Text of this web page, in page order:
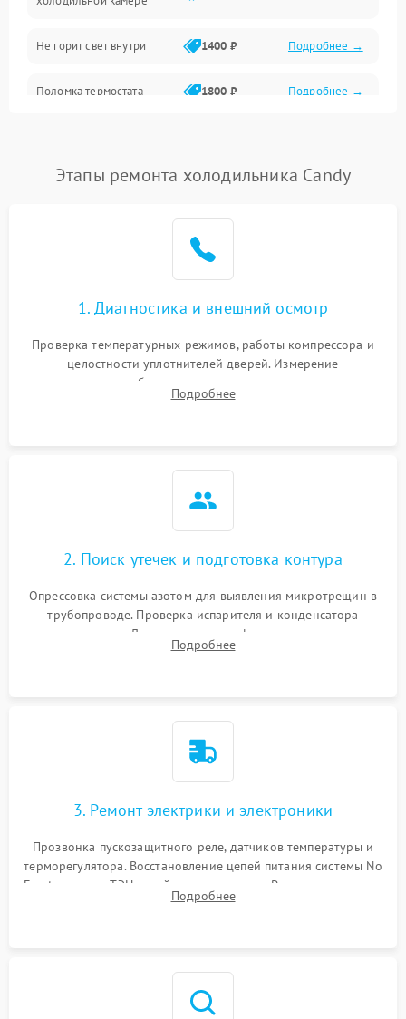
Не горит свет внутри 1400 ₽ Подробнее →
Поломка термостата 1800 ₽ Подробнее →
Поломка системы No Frost 2600 ₽ Подробнее →
работе
2000 ₽ Подробнее →
1000 ₽
1800 ₽
Этапы ремонта холодильника Candy
1. Диагностика и внешний осмотр
Проверка температурных режимов, работы компрессора и
целостности уплотнителей дверей. Измерение
сопротивления обмоток мотора, проверка термостата и
считывание кодов ошибок с электронного дисплея.
Подробнее
2. Поиск утечек и подготовка контура
Опрессовка системы азотом для выявления микротрещин в
трубопроводе. Проверка испарителя и конденсатора
течеискателем. Демонтаж старого фильтра-осушителя и
продувка капиллярной трубки для устранения засоров.
Подробнее
3. Ремонт электрики и электроники
Прозвонка пускозащитного реле, датчиков температуры и
терморегулятора. Восстановление цепей питания системы No
Frost, включая ТЭН оттайки и вентилятор. Ремонт или замена
платы управления при сбоях алгоритмов.
Подробнее